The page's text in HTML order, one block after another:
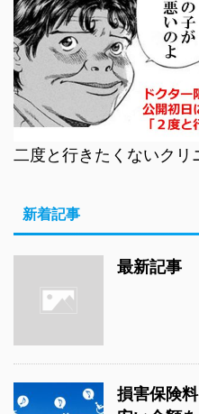
二度と行きたくないクリ
新着記事
最新記事
損害保険